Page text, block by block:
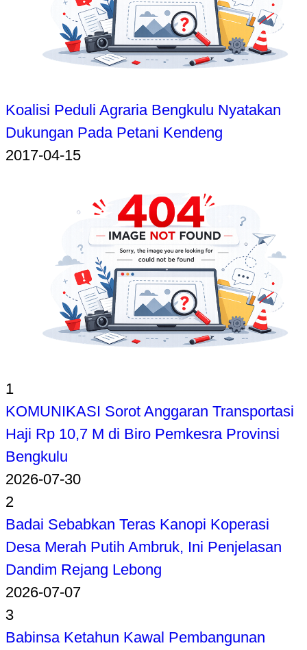
Koalisi Peduli Agraria Bengkulu Nyatakan
Dukungan Pada Petani Kendeng
2017-04-15
1
KOMUNIKASI Sorot Anggaran Transportasi
Haji Rp 10,7 M di Biro Pemkesra Provinsi
Bengkulu
2026-07-30
2
Badai Sebabkan Teras Kanopi Koperasi
Desa Merah Putih Ambruk, Ini Penjelasan
Dandim Rejang Lebong
2026-07-07
3
Babinsa Ketahun Kawal Pembangunan